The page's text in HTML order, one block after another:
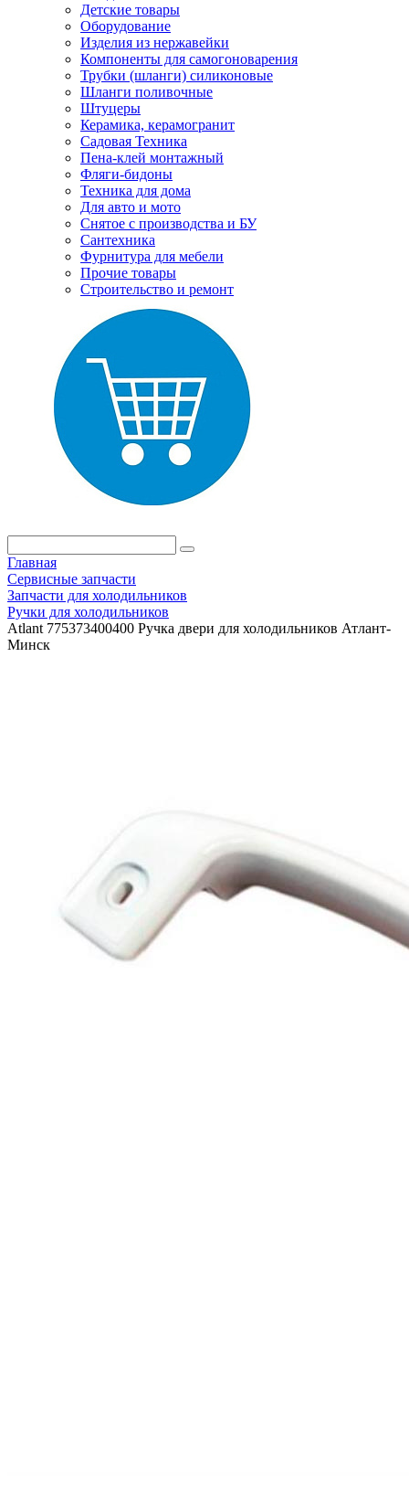
Детские товары
Оборудование
Изделия из нержавейки
Компоненты для самогоноварения
Трубки (шланги) силиконовые
Шланги поливочные
Штуцеры
Керамика, керамогранит
Садовая Техника
Пена-клей монтажный
Фляги-бидоны
Техника для дома
Для авто и мото
Снятое с производства и БУ
Сантехника
Фурнитура для мебели
Прочие товары
Строительство и ремонт
Главная
Сервисные запчасти
Запчасти для холодильников
Ручки для холодильников
Atlant 775373400400 Ручка двери для холодильников Атлант-
Минск